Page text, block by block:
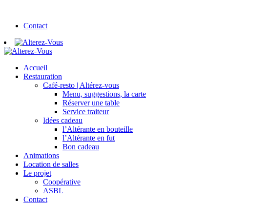
Contact
Accueil
Restauration
Café-resto | Altérez-vous
Menu, suggestions, la carte
Réserver une table
Service traiteur
Idées cadeau
l’Altérante en bouteille
l’Altérante en fut
Bon cadeau
Animations
Location de salles
Le projet
Coopérative
ASBL
Contact